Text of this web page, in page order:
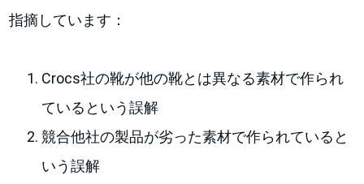
指摘しています：
Crocs社の靴が他の靴とは異なる素材で作られ
ているという誤解
競合他社の製品が劣った素材で作られていると
いう誤解